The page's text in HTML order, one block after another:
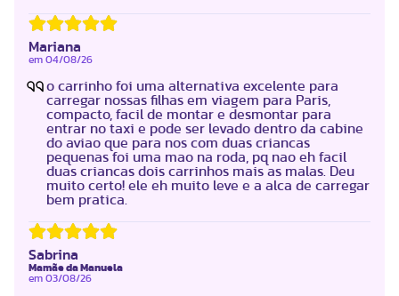
Mariana
em 04/08/26
o carrinho foi uma alternativa excelente para
carregar nossas filhas em viagem para Paris,
compacto, facil de montar e desmontar para
entrar no taxi e pode ser levado dentro da cabine
do aviao que para nos com duas criancas
pequenas foi uma mao na roda, pq nao eh facil
duas criancas dois carrinhos mais as malas. Deu
muito certo! ele eh muito leve e a alca de carregar
bem pratica.
Sabrina
Mamãe da Manuela
em 03/08/26